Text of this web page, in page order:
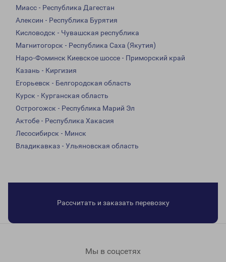
Миасс - Республика Дагестан
Алексин - Республика Бурятия
Кисловодск - Чувашская республика
Магнитогорск - Республика Саха (Якутия)
Наро-Фоминск Киевское шоссе - Приморский край
Казань - Киргизия
Егорьевск - Белгородская область
Курск - Курганская область
Острогожск - Республика Марий Эл
Актобе - Республика Хакасия
Лесосибирск - Минск
Владикавказ - Ульяновская область
Рассчитать и заказать перевозку
Мы в соцсетях